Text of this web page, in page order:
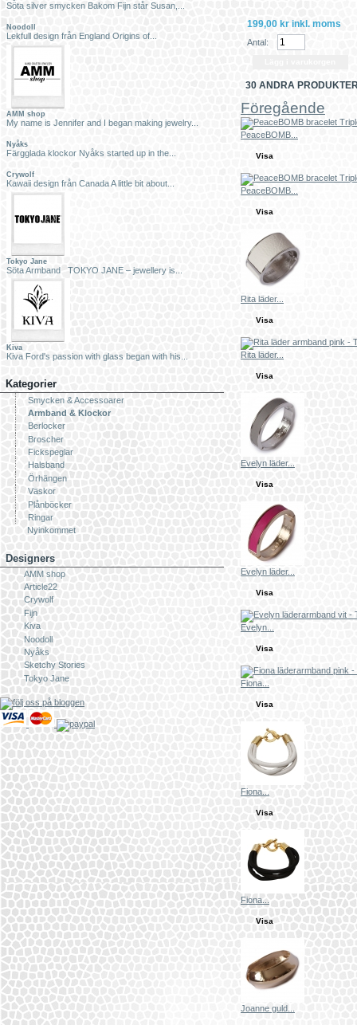
Söta silver smycken Bakom Fijn står Susan,...
Noodoll
Lekfull design från England Origins of...
AMM shop
My name is Jennifer and I began making jewelry...
Nyåks
Färgglada klockor Nyåks started up in the...
Crywolf
Kawaii design från Canada A little bit about...
Tokyo Jane
Söta Armband TOKYO JANE – jewellery is...
Kiva
Kiva Ford's passion with glass began with his...
Kategorier
Smycken & Accessoarer
Armband & Klockor
Berlocker
Broscher
Fickspeglar
Halsband
Örhängen
Väskor
Plånböcker
Ringar
Nyinkommet
Designers
AMM shop
Article22
Crywolf
Fijn
Kiva
Noodoll
Nyåks
Sketchy Stories
Tokyo Jane
199,00 kr inkl. moms
Antal:
30 ANDRA
Föregående
PeaceBOMB...
Visa
PeaceBOMB...
Visa
Rita läder...
Visa
Rita läder...
Visa
Evelyn läder...
Visa
Evelyn läder...
Visa
Evelyn...
Visa
Fiona...
Visa
Fiona...
Visa
Fiona...
Visa
Joanne guld...